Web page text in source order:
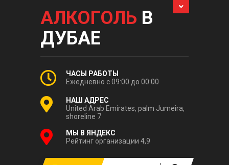
АЛКОГОЛЬ В
ДУБАЕ
ЧАСЫ РАБОТЫ
Ежедневно с 09:00 до 00:00
НАШ АДРЕС
United Arab Emirates, palm Jumeira,
shoreline 7
МЫ В ЯНДЕКС
Рейтинг организации 4,9